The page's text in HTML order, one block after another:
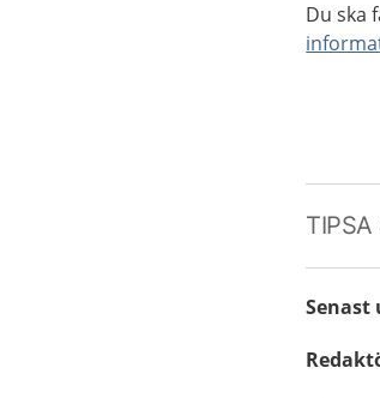
Du ska
TIPSA
Senast